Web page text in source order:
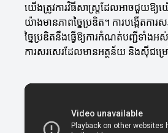
យើងត្រូវការវិធីសាស្ត្រដែលអាចជួយឱ្យ
យ៉ាងមានភាពច្នៃប្រឌិត។ ការបង្កើតកា
ច្នៃប្រឌិតនឹងធ្វើឱ្យការកំណត់បញ្ជីទាំង
ការសរសេរដែលមានអត្ថន័យ និងស៊ីជម្រ